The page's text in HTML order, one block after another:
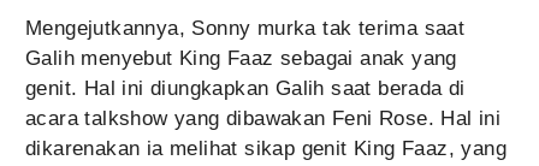
Mengejutkannya, Sonny murka tak terima saat
Galih menyebut King Faaz sebagai anak yang
genit. Hal ini diungkapkan Galih saat berada di
acara talkshow yang dibawakan Feni Rose. Hal ini
dikarenakan ia melihat sikap genit King Faaz, yang